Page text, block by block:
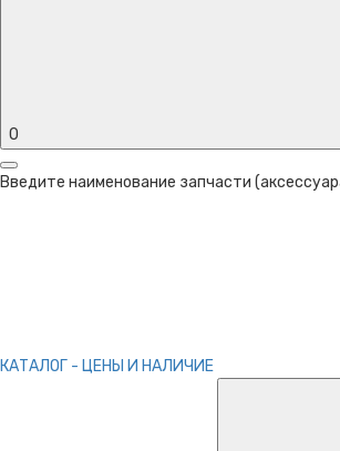
0
Введите наименование запчасти
КАТАЛОГ - ЦЕНЫ И НАЛИЧИЕ